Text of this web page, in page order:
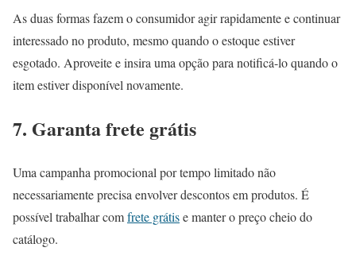
As duas formas fazem o consumidor agir rapidamente e continuar
interessado no produto, mesmo quando o estoque estiver
esgotado. Aproveite e insira uma opção para notificá-lo quando o
item estiver disponível novamente.
7. Garanta frete grátis
Uma campanha promocional por tempo limitado não
necessariamente precisa envolver descontos em produtos. É
possível trabalhar comfrete grátise manter o preço cheio do
catálogo.